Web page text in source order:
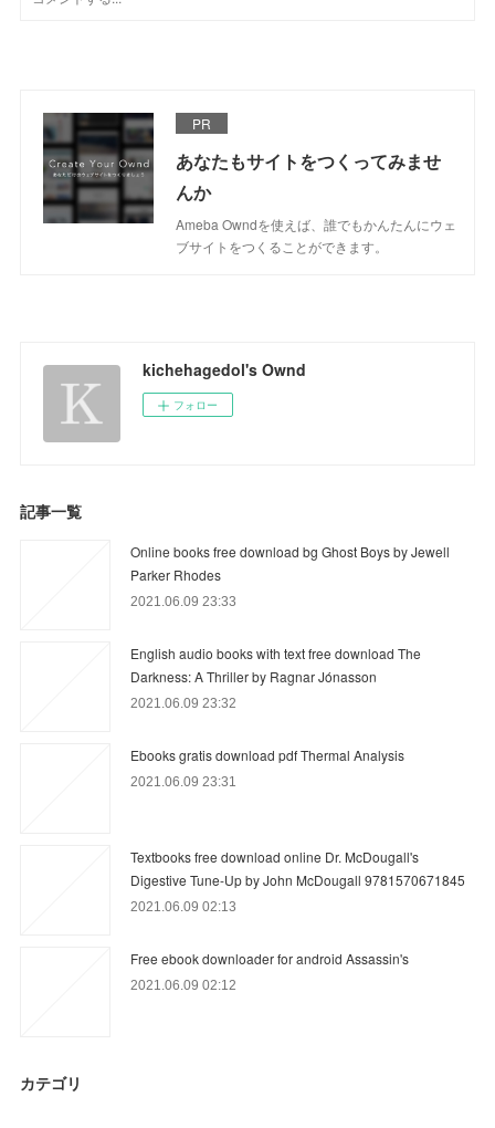
PR
あなたもサイトをつくってみませ
んか
Ameba Owndを使えば、誰でもかんたんにウェ
ブサイトをつくることができます。
kichehagedol's Ownd
フォロー
記事一覧
Online books free download bg Ghost Boys by Jewell
Parker Rhodes
2021.06.09 23:33
English audio books with text free download The
Darkness: A Thriller by Ragnar Jónasson
2021.06.09 23:32
Ebooks gratis download pdf Thermal Analysis
2021.06.09 23:31
Textbooks free download online Dr. McDougall's
Digestive Tune-Up by John McDougall 9781570671845
2021.06.09 02:13
Free ebook downloader for android Assassin's
2021.06.09 02:12
カテゴリ